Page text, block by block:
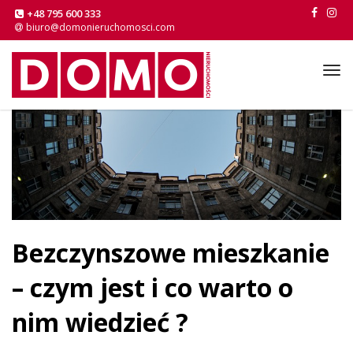
+48 795 600 333
biuro@domonieruchomosci.com
Bezczynszowe mieszkanie
– czym jest i co warto o
nim wiedzieć ?